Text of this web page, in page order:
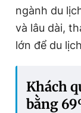
ngành du
và lâu dài,
lớn để du
Khách
bằng